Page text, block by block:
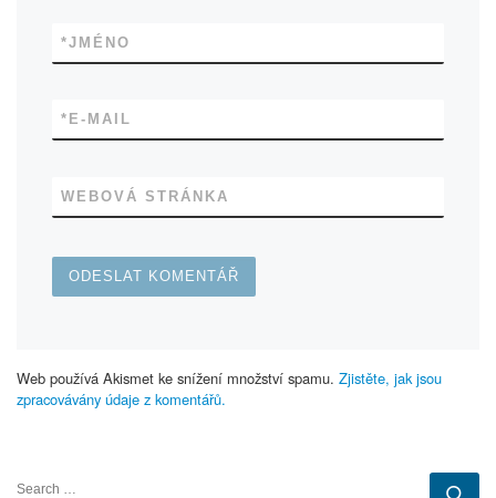
JMÉNO
*
E-MAIL
*
WEBOVÁ STRÁNKA
Web používá Akismet ke snížení množství spamu. Zjistěte, jak jsou
zpracovávány údaje z komentářů.
SEARCH